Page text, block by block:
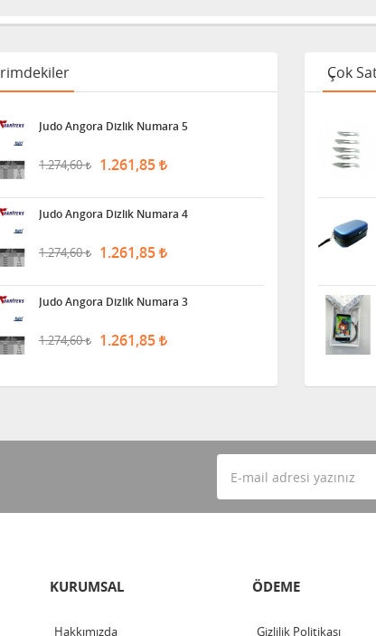
Judo Angora Dizlik Numara 5
1.274,60 1.261,85
Judo Angora Dizlik Numara 4
1.274,60 1.261,85
Judo Angora Dizlik Numara 3
1.274,60 1.261,85
Çok
KURUMSAL
Hakkımızda
ÖDEME
Gizlilik Politikası